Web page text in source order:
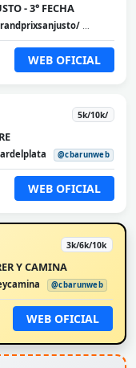
- 3° FECHA
WEB OFICIAL
5k/10k/
@cbarunweb
WEB OFICIAL
3k/6k/10k
Y CAMINA
@cbarunweb
WEB OFICIAL